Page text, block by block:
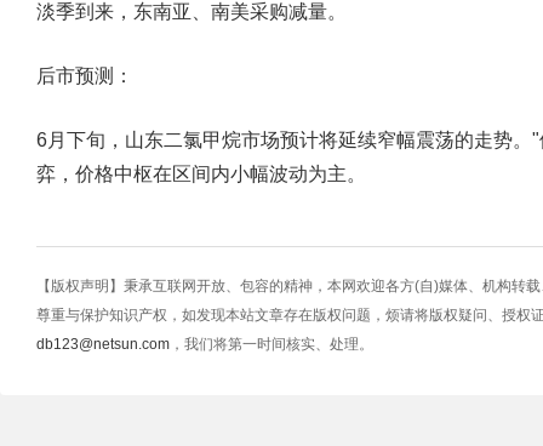
淡季到来，东南亚、南美采购减量。
后市预测：
6月下旬，山东二氯甲烷市场预计将延续窄幅震荡的走势
弈，价格中枢在区间内小幅波动为主。
【版权声明】秉承互联网开放、包容的精神，本网欢迎各方(自)媒体、机构转
尊重与保护知识产权，如发现本站文章存在版权问题，烦请将版权疑问、授权
db123@netsun.com ，我们将第一时间核实、处理。